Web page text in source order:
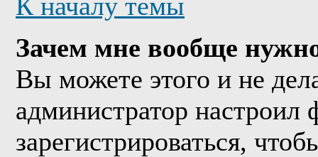
Зачем мне вообще
Вы можете этого и не
администратор
зарегистрироваться,